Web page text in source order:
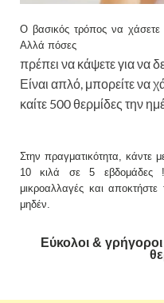
Ο βασικός τρόπος να χάσετε
Αλλά πόσες
πρέπει να κάψετε για να
Είναι απλό, μπορείτε να
καίτε 500 θερμίδες την
Στην πραγματικότητα, κάντε
10 κιλά σε 5 εβδομάδες !
μικροαλλαγές και
μηδέν.
Εύκολοι &